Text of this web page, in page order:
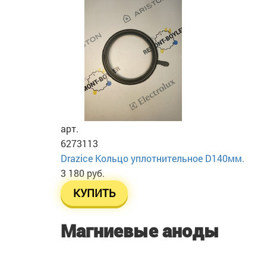
арт.
6273113
Drazice Кольцо уплотнительное D140мм.
3 180 руб.
КУПИТЬ
Магниевые аноды